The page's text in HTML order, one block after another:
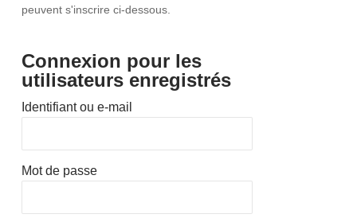
peuvent s'inscrire ci-dessous.
Connexion pour les
utilisateurs enregistrés
Identifiant ou e-mail
Mot de passe